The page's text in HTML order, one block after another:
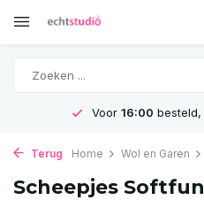
Terug Home Wol en Garen
Scheepjes Softfun